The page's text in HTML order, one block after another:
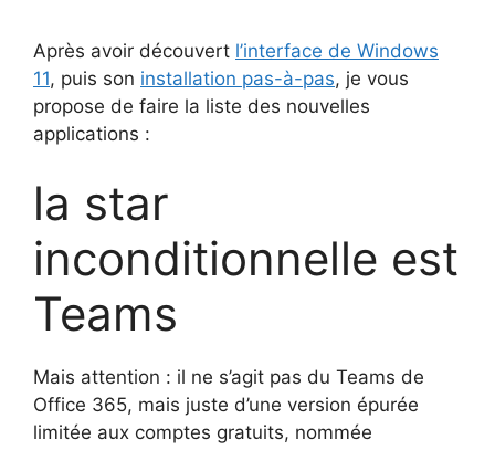
Après avoir découvert l’interface de Windows
11, puis son installation pas-à-pas, je vous
propose de faire la liste des nouvelles
applications :
la star
inconditionnelle est
Teams
Mais attention : il ne s’agit pas du Teams de
Office 365, mais juste d’une version épurée
limitée aux comptes gratuits, nommée